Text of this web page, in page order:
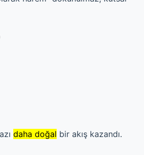
daha doğal bir akış kazandı.